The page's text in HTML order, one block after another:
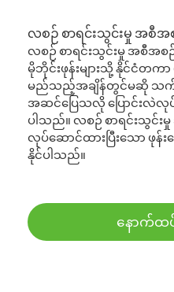
လစဉ် စာရင်းသွင်းမှု အစီအစ
လစဉ် စာရင်းသွင်းမှု အစီအစဉ်
မိုဘိုင်းဖုန်းများသို့ နိုင်ငံတကာ
မည်သည့်အချိန်တွင်မဆို သက်
အဆင်ပြေသလို ပြောင်းလဲ
ပါသည်။ လစဉ် စာရင်းသွင်
လုပ်ဆောင်ထားပြီးသော ဖုန်
နိုင်ပါသည်။
နောက်ထပ်